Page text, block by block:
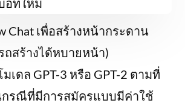
Chat เพื่อสร้างหน้ากระดาน
ถสร้างได้หบายหน้า)
เดล GPT-3 หรือ GPT-2 ตามที่
กรณีที่มีการสมัครแบบมีค่าใช้